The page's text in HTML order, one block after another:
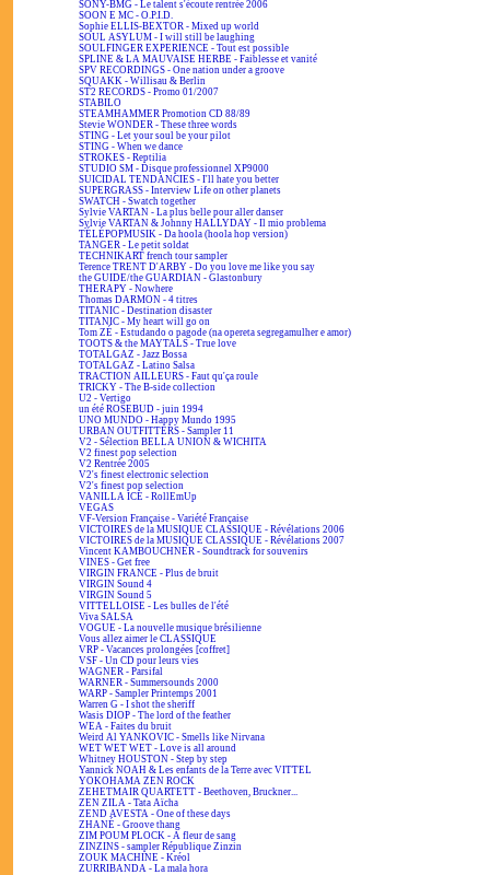
SONY-BMG - Le talent s'écoute rentrée 2006
SOON E MC - O.P.I.D.
Sophie ELLIS-BEXTOR - Mixed up world
SOUL ASYLUM - I will still be laughing
SOULFINGER EXPERIENCE - Tout est possible
SPLINE & LA MAUVAISE HERBE - Faiblesse et vanité
SPV RECORDINGS - One nation under a groove
SQUAKK - Willisau & Berlin
ST2 RECORDS - Promo 01/2007
STABILO
STEAMHAMMER Promotion CD 88/89
Stevie WONDER - These three words
STING - Let your soul be your pilot
STING - When we dance
STROKES - Reptilia
STUDIO SM - Disque professionnel XP9000
SUICIDAL TENDANCIES - I'll hate you better
SUPERGRASS - Interview Life on other planets
SWATCH - Swatch together
Sylvie VARTAN - La plus belle pour aller danser
Sylvie VARTAN & Johnny HALLYDAY - Il mio problema
TÉLÉPOPMUSIK - Da hoola (hoola hop version)
TANGER - Le petit soldat
TECHNIKART french tour sampler
Terence TRENT D'ARBY - Do you love me like you say
the GUIDE/the GUARDIAN - Glastonbury
THERAPY - Nowhere
Thomas DARMON - 4 titres
TITANIC - Destination disaster
TITANIC - My heart will go on
Tom ZÉ - Estudando o pagode (na opereta segregamulher e amor)
TOOTS & the MAYTALS - True love
TOTALGAZ - Jazz Bossa
TOTALGAZ - Latino Salsa
TRACTION AILLEURS - Faut qu'ça roule
TRICKY - The B-side collection
U2 - Vertigo
un été ROSEBUD - juin 1994
UNO MUNDO - Happy Mundo 1995
URBAN OUTFITTERS - Sampler 11
V2 - Sélection BELLA UNION & WICHITA
V2 finest pop selection
V2 Rentrée 2005
V2's finest electronic selection
V2's finest pop selection
VANILLA ICE - RollEmUp
VEGAS
VF-Version Française - Variété Française
VICTOIRES de la MUSIQUE CLASSIQUE - Révélations 2006
VICTOIRES de la MUSIQUE CLASSIQUE - Révélations 2007
Vincent KAMBOUCHNER - Soundtrack for souvenirs
VINES - Get free
VIRGIN FRANCE - Plus de bruit
VIRGIN Sound 4
VIRGIN Sound 5
VITTELLOISE - Les bulles de l'été
Viva SALSA
VOGUE - La nouvelle musique brésilienne
Vous allez aimer le CLASSIQUE
VRP - Vacances prolongées [coffret]
VSF - Un CD pour leurs vies
WAGNER - Parsifal
WARNER - Summersounds 2000
WARP - Sampler Printemps 2001
Warren G - I shot the sheriff
Wasis DIOP - The lord of the feather
WEA - Faites du bruit
Weird Al YANKOVIC - Smells like Nirvana
WET WET WET - Love is all around
Whitney HOUSTON - Step by step
Yannick NOAH & Les enfants de la Terre avec VITTEL
YOKOHAMA ZEN ROCK
ZEHETMAIR QUARTETT - Beethoven, Bruckner...
ZEN ZILA - Tata Aïcha
ZEND AVESTA - One of these days
ZHANÉ - Groove thang
ZIM POUM PLOCK - A fleur de sang
ZINZINS - sampler République Zinzin
ZOUK MACHINE - Kréol
ZURRIBANDA - La mala hora